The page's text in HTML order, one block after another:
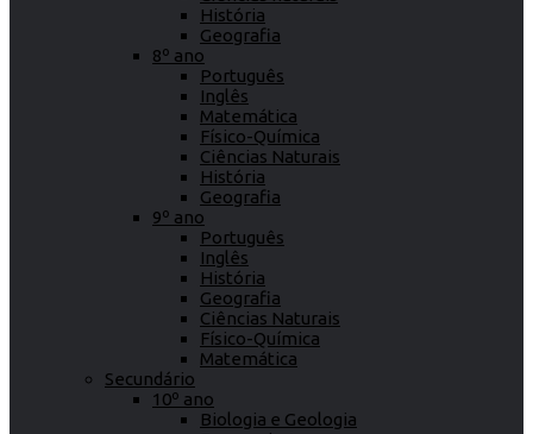
História
Geografia
8º ano
Português
Inglês
Matemática
Físico-Química
Ciências Naturais
História
Geografia
9º ano
Português
Inglês
História
Geografia
Ciências Naturais
Físico-Química
Matemática
Secundário
10º ano
Biologia e Geologia